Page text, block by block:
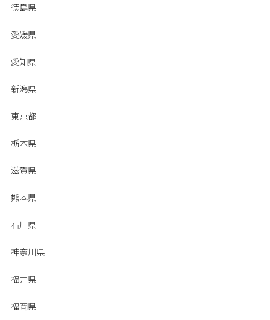
徳島県
愛媛県
愛知県
新潟県
東京都
栃木県
滋賀県
熊本県
石川県
神奈川県
福井県
福岡県